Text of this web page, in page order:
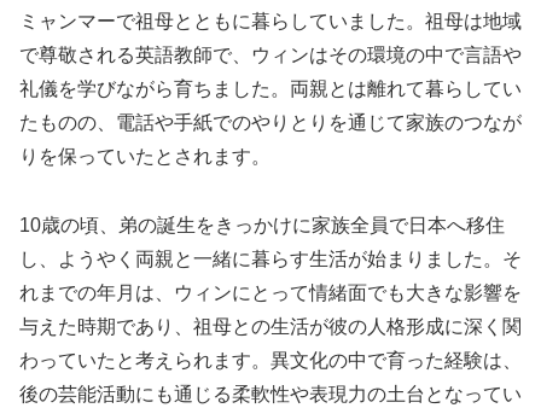
ミャンマーで祖母とともに暮らしていました。祖母は地域
で尊敬される英語教師で、ウィンはその環境の中で言語や
礼儀を学びながら育ちました。両親とは離れて暮らしてい
たものの、電話や手紙でのやりとりを通じて家族のつなが
りを保っていたとされます。
10歳の頃、弟の誕生をきっかけに家族全員で日本へ移住
し、ようやく両親と一緒に暮らす生活が始まりました。そ
れまでの年月は、ウィンにとって情緒面でも大きな影響を
与えた時期であり、祖母との生活が彼の人格形成に深く関
わっていたと考えられます。異文化の中で育った経験は、
後の芸能活動にも通じる柔軟性や表現力の土台となってい